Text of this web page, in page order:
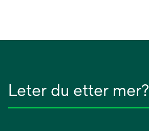
Leter du etter mer?